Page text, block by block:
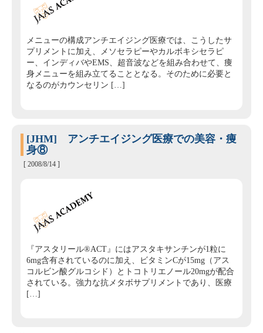
メニューの構成アンチエイジング医療では、こうしたサ
プリメントに加え、メソセラピーやカルボキシセラピ
ー、インディバやEMS、超音波などを組み合わせて、痩
身メニューを組み立てることとなる。そのために必要と
なるのがカウンセリン […]
[JHM] アンチエイジング医療での美容・痩
身⑧
[ 2008/8/14 ]
『アスタリール®ACT』にはアスタキサンチンが1粒に
6mg含有されているのに加え、ビタミンCが15mg（アス
コルビン酸グルコシド）とトコトリエノール20mgが配合
されている。強力な抗メタボサプリメントであり、医療
[…]